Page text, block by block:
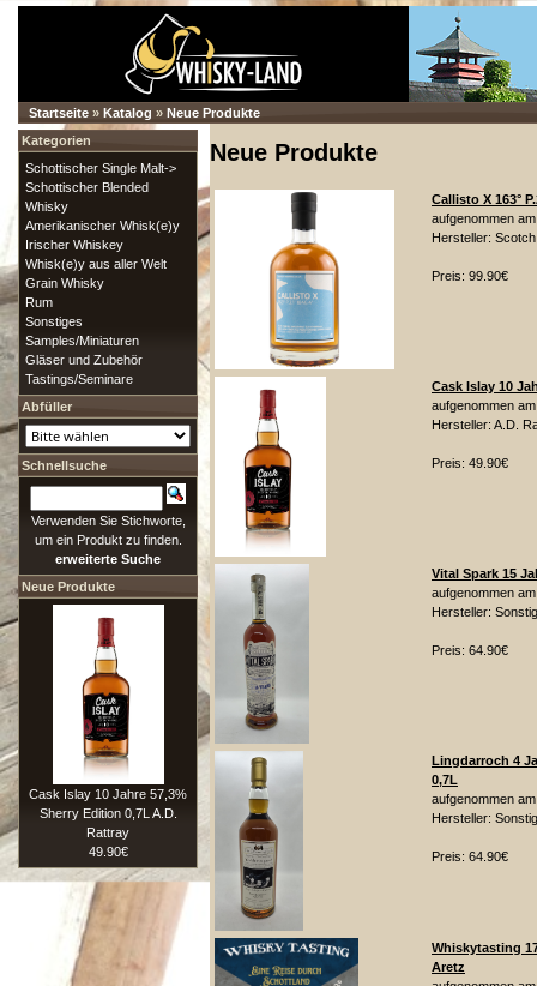
Startseite » Katalog » Neue Produkte
Neue Produkte
Callisto X 163°
aufgenommen
Hersteller:
Preis: 99.90€
Cask Islay 10
aufgenommen
Hersteller: A.D.
Preis: 49.90€
Vital Spark 15
aufgenommen
Hersteller:
Preis: 64.90€
Lingdarroch 4
0,7L
aufgenommen
Hersteller:
Preis: 64.90€
Whiskytasting
Aretz
Kategorien
Schottischer Single Malt->
Schottischer Blended
Whisky
Amerikanischer Whisk(e)y
Irischer Whiskey
Whisk(e)y aus aller Welt
Grain Whisky
Rum
Sonstiges
Samples/Miniaturen
Gläser und Zubehör
Tastings/Seminare
Abfüller
Schnellsuche
Verwenden Sie Stichworte,
um ein Produkt zu finden.
erweiterte Suche
Neue Produkte
Cask Islay 10 Jahre 57,3%
Sherry Edition 0,7L A.D.
Rattray
49.90€